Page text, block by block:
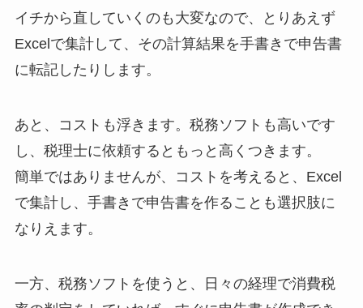
イチから直していくのも大変なので、とりあえず
Excelで集計して、その計算結果を手書きで申告書
に転記したりします。
あと、コストも浮きます。税務ソフトも高いです
し、税理士に依頼するともっと高くつきます。
簡単ではありませんが、コストを考えると、Excel
で集計し、手書きで申告書を作ることも選択肢に
なりえます。
一方、税務ソフトを使うと、日々の経理で消費税